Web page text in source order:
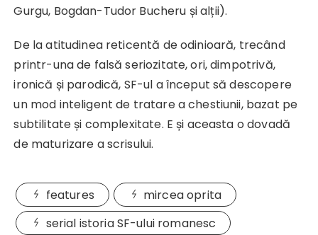
Gurgu, Bogdan-Tudor Bucheru și alții).
De la atitudinea reticentă de odinioară, trecând
printr-una de falsă seriozitate, ori, dimpotrivă,
ironică și parodică, SF-ul a început să descopere
un mod inteligent de tratare a chestiunii, bazat pe
subtilitate și complexitate. E și aceasta o dovadă
de maturizare a scrisului.
features
mircea oprita
serial istoria SF-ului romanesc